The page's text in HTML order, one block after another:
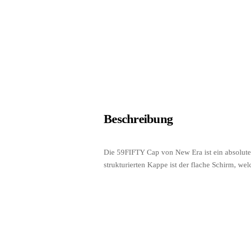
Beschreibung
Die 59FIFTY Cap von New Era ist ein
strukturierten Kappe ist der flache Schirm,